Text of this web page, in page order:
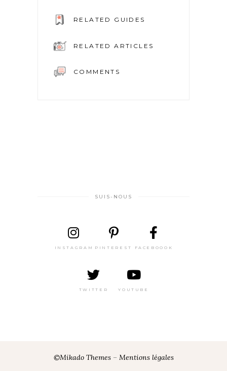
RELATED GUIDES
RELATED ARTICLES
COMMENTS
SUIS-NOUS
INSTAGRAM PINTEREST FACEBOOOK
TWITTER YOUTUBE
©Mikado Themes– Mentions légales